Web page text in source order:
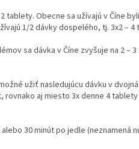
tablety. Obecne sa užívajú v Číne
1/2 dávky dospelého, tj. 3x2 –
sa dávka v Číne zvyšuje na 2 –
užiť nasledujúcu dávku v
aj miesto 3x denne 4
30 minút po jedle (neznamená